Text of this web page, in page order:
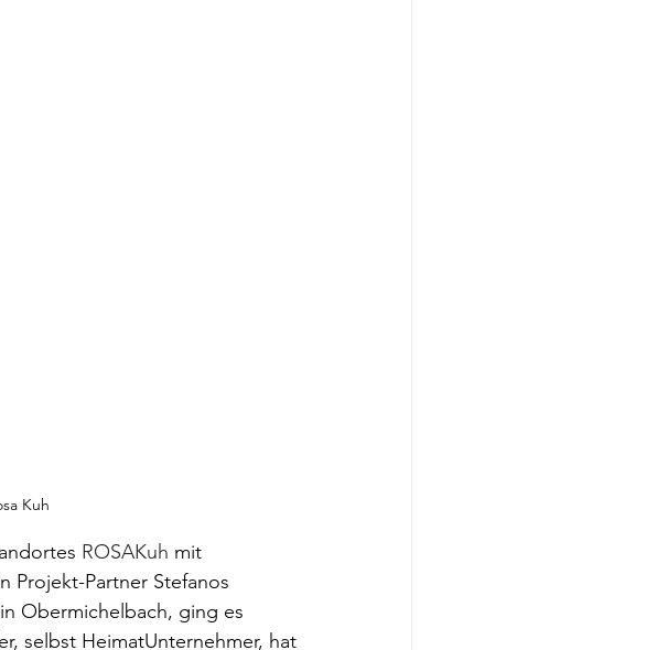
Kuh
ROSAKuh mit
Projekt-Partner Stefanos
Obermichelbach, ging es
selbst HeimatUnternehmer, hat